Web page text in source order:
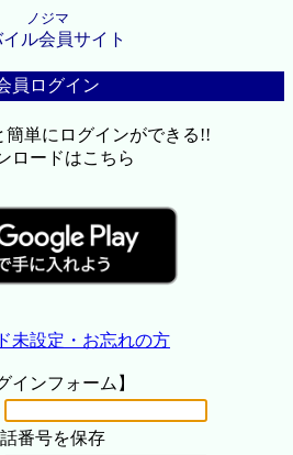
ノジマ
ル会員サイト
員ログイン
簡単にログインができる!!
ロードはこちら
未設定・お忘れの方
インフォーム】
番号を保存